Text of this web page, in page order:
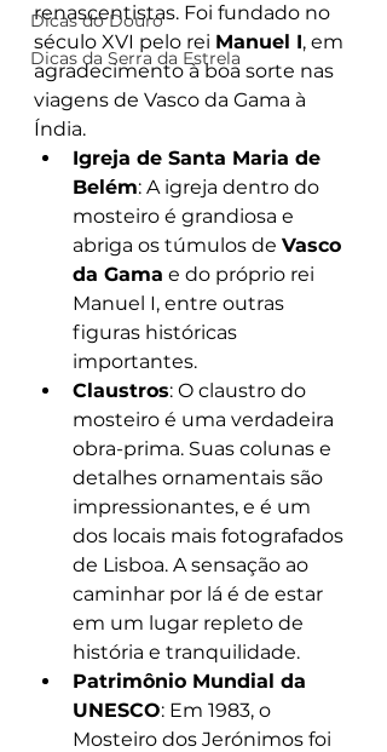
Dicas do Douro
Dicas da Serra da Estrela
renascentistas. Foi fundado no
século XVI pelo rei Manuel I, em
agradecimento à boa sorte nas
viagens de Vasco da Gama à
Índia.
Igreja de Santa Maria de
Belém: A igreja dentro do
mosteiro é grandiosa e
abriga os túmulos de Vasco
da Gama e do próprio rei
Manuel I, entre outras
figuras históricas
importantes.
Claustros: O claustro do
mosteiro é uma verdadeira
obra-prima. Suas colunas e
detalhes ornamentais são
impressionantes, e é um
dos locais mais fotografados
de Lisboa. A sensação ao
caminhar por lá é de estar
em um lugar repleto de
história e tranquilidade.
Patrimônio Mundial da
UNESCO: Em 1983, o
Mosteiro dos Jerónimos foi